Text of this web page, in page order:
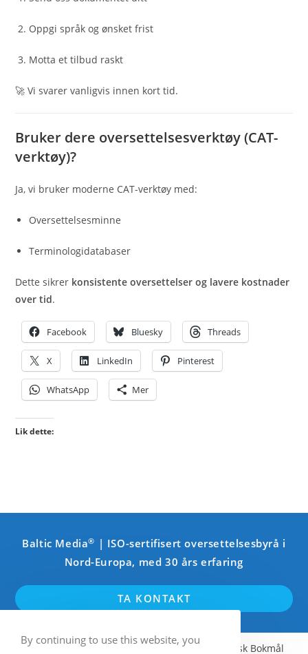
Oppgi språk og ønsket frist
Motta et tilbud raskt
🚀 Vi svarer vanligvis innen kort tid.
Bruker dere oversettelsesverktøy (CAT-
verktøy)?
Ja, vi bruker moderne CAT-verktøy med:
Oversettelsesminne
Terminologidatabaser
Dette sikrer konsistente oversettelser og lavere kostnader
over tid.
Facebook Bluesky Threads
X LinkedIn Pinterest
WhatsApp Mer
Lik dette:
Baltic Media® | ISO-sertifisert oversettelsesbyrå i
Nord-Europa, med 30 års erfaring
TA KONTAKT
Engelsk Svensk Finsk Norsk Bokmål
By continuing to use this website, you